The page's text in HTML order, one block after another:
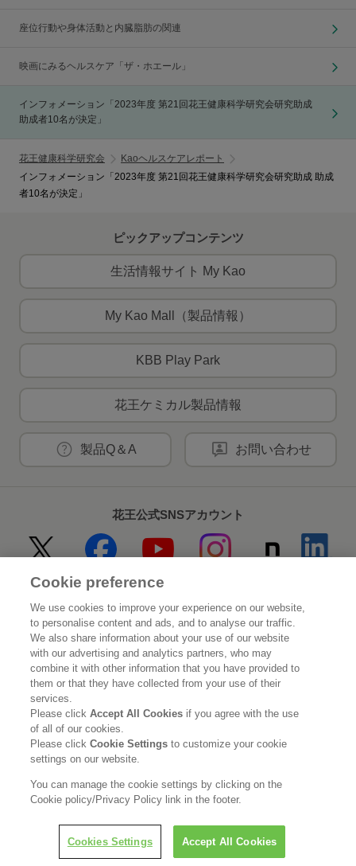
座位行動や身体活動と内臓脂肪の関連
映画にみるヘルスケア「ザ・ホエール」
インフォメーション「2023年度 第21回花王健康科学研究会研究助成
助成者10名が決定」
花王健康科学研究会
Kaoヘルスケアレポート
インフォメーション「2023年度 第21回花王健康科学研究会研究助成 助成
者10名が決定」
ピックアップコンテンツ
生活情報サイト My Kao
My Kao Mall（製品情報）
KBB Play Park
花王ケミカル製品情報
製品Q＆A お問い合わせ
花王公式SNSアカウント
Home 花王について
サステナビリティ イノベーション
ブランド 投資家情報
ニュースルーム 採用情報
利用規約 花王のアクセシビリティ 個人情報保護方針
利用者情報の外部送信 ソーシャルメディアポリシー
© Kao Corporation
Cookie preference
We use cookies to improve your experience on our website,
to personalise content and ads, and to analyse our traffic.
We also share information about your use of our website
with our advertising and analytics partners, who may
combine it with other information that you have provided to
them or that they have collected from your use of their
services.
Please clickAccept All Cookies if you agree with the use
of all of our cookies.
Please clickCookie Settingsto customize your cookie
settings on our website.
You can manage the cookie settings by clicking on the
Cookie policy/Privacy Policy link in the footer.
Cookies Settings Accept All Cookies